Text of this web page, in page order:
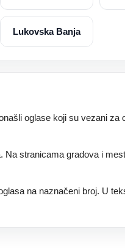
Lukovska Banja
oglase koji su vezani za
Na stranicama gradova i
na naznačeni broj. U